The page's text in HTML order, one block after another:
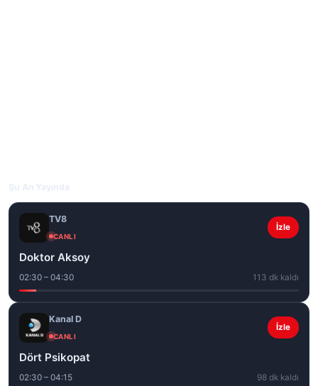
TV8
CANLI
İzle
Doktor Aksoy
02:30 – 04:30 113 dk kaldı
Kanal D
CANLI
İzle
Dört Psikopat
02:30 – 04:15 98 dk kaldı